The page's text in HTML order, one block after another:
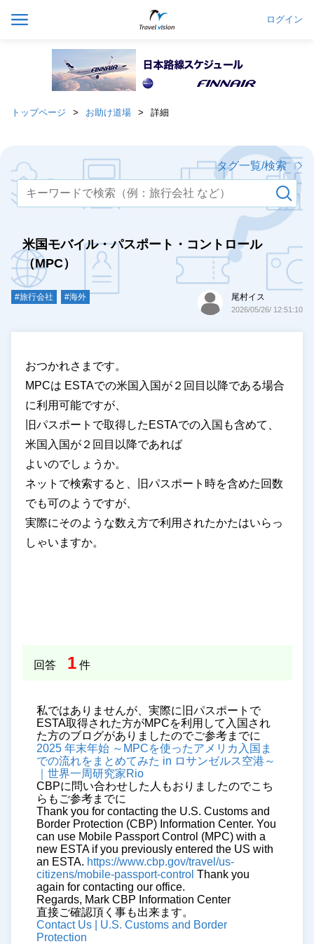
ログイン
トップページ お助け道場 詳細
タグ一覧/検索
米国モバイル・パスポート・コントロール
（MPC）
#旅行会社 #海外 尾村イス
2026/05/26/ 12:51:10
おつかれさまです。
MPCは ESTAでの米国入国が２回目以降である場合
に利用可能ですが、
旧パスポートで取得したESTAでの入国も含めて、
米国入国が２回目以降であれば
よいのでしょうか。
ネットで検索すると、旧パスポート時を含めた回数
でも可のようですが、
実際にそのような数え方で利用されたかたはいらっ
しゃいますか。
回答 1 件
私ではありませんが、実際に旧パスポートで
ESTA取得された方がMPCを利用して入国され
た方のブログがありましたのでご参考までに
2025 年末年始 ～MPCを使ったアメリカ入国ま
での流れをまとめてみた in ロサンゼルス空港～
｜世界一周研究家Rio
CBPに問い合わせした人もおりましたのでこち
らもご参考までに
Thank you for contacting the U.S. Customs and
Border Protection (CBP) Information Center. You
can use Mobile Passport Control (MPC) with a
new ESTA if you previously entered the US with
an ESTA. https://www.cbp.gov/travel/us-
citizens/mobile-passport-control Thank you
again for contacting our office.
Regards, Mark CBP Information Center
直接ご確認頂く事も出来ます。
Contact Us | U.S. Customs and Border
Protection